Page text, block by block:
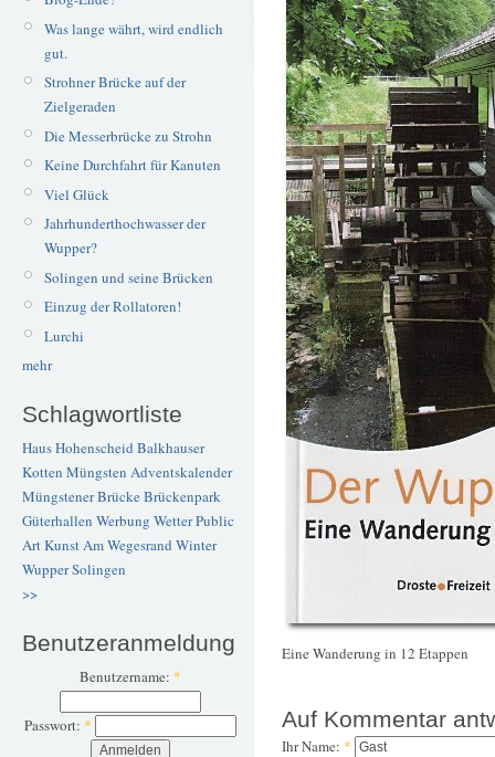
Was lange währt, wird endlich
gut.
Strohner Brücke auf der
Zielgeraden
Die Messerbrücke zu Strohn
Keine Durchfahrt für Kanuten
Viel Glück
Jahrhunderthochwasser der
Wupper?
Solingen und seine Brücken
Einzug der Rollatoren!
Lurchi
mehr
Schlagwortliste
Haus Hohenscheid Balkhauser
Kotten Müngsten Adventskalender
Müngstener BrückeBrückenpark
Güterhallen Werbung WetterPublic
ArtKunstAm Wegesrand Winter
WupperSolingen
>>
Benutzeranmeldung
Benutzername: *
Passwort: *
Eine Wanderung in 12 Etappen
Auf Kommentar
Ihr Name: *